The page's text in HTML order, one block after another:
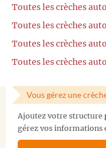
Toutes les crèches
Toutes les crèches
Toutes les crèches
Toutes les crèches
Vous gérez une
Ajoutez votre structure
gérez vos informations